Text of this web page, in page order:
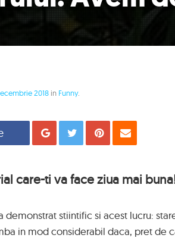
2018 in Funny.
Distribuie
Tweet Pin
care-ti va face ziua mai
demonstrat stiintific si acest lucru:
in mod considerabil daca, pret de